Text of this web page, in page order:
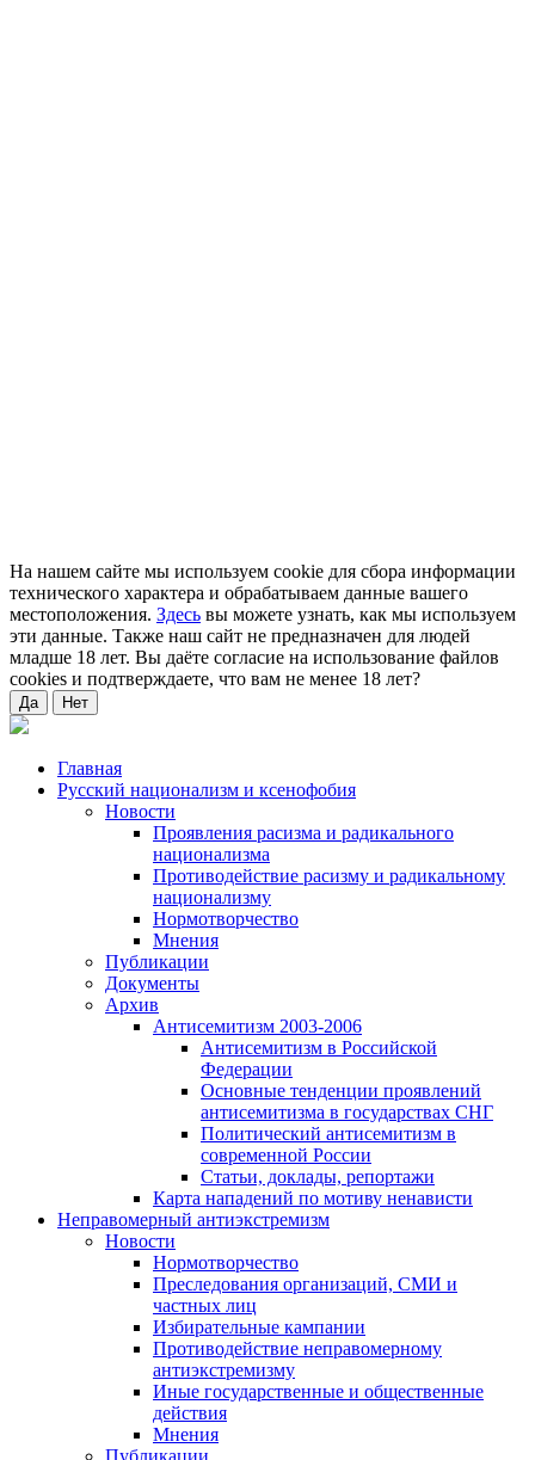
На нашем сайте мы используем cookie для сбора информации
технического характера и обрабатываем данные вашего
местоположения. Здесь вы можете узнать, как мы используем
эти данные. Также наш сайт не предназначен для людей
младше 18 лет. Вы даёте согласие на использование файлов
cookies и подтверждаете, что вам не менее 18 лет?
Да Нет
Главная
Русский национализм и ксенофобия
Новости
Проявления расизма и радикального
национализма
Противодействие расизму и радикальному
национализму
Нормотворчество
Мнения
Публикации
Документы
Архив
Антисемитизм 2003-2006
Антисемитизм в Российской
Федерации
Основные тенденции проявлений
антисемитизма в государствах СНГ
Политический антисемитизм в
современной России
Статьи, доклады, репортажи
Карта нападений по мотиву ненависти
Неправомерный антиэкстремизм
Новости
Нормотворчество
Преследования организаций, СМИ и
частных лиц
Избирательные кампании
Противодействие неправомерному
антиэкстремизму
Иные государственные и общественные
действия
Мнения
Публикации